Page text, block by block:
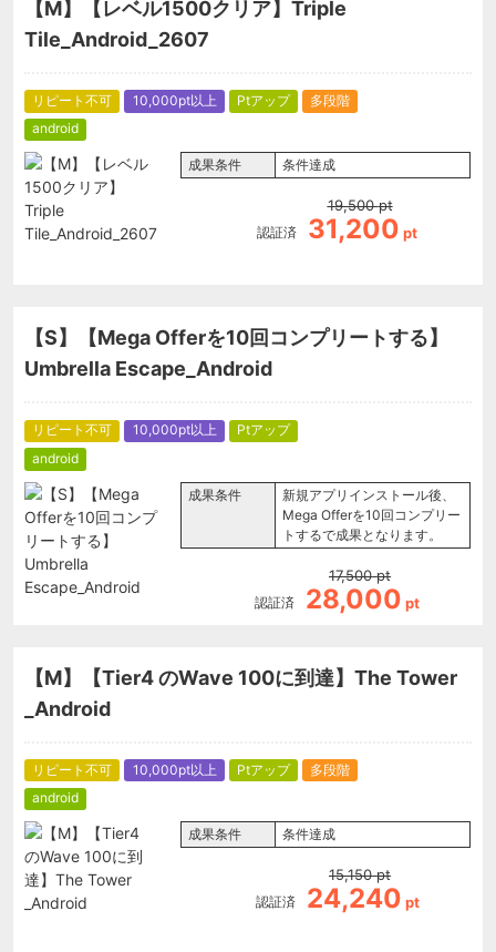
【M】【レベル1500クリア】Triple
Tile_Android_2607
リピート不可 10,000pt以上 Ptアップ
多段階
android
成果条件 条件達成
認証済
19,500 pt
31,200 pt
【S】【Mega Offerを10回コンプリートする】
Umbrella Escape_Android
リピート不可 10,000pt以上
Ptアップ
android
成果条件
新規アプリインストール後、
Mega Offerを10回コンプリー
トするで成果となります。
認証済
17,500 pt
28,000 pt
【M】【Tier4 のWave 100に到達】The Tower
_Android
リピート不可 10,000pt以上 Ptアップ
多段階
android
成果条件 条件達成
認証済
15,150 pt
24,240 pt